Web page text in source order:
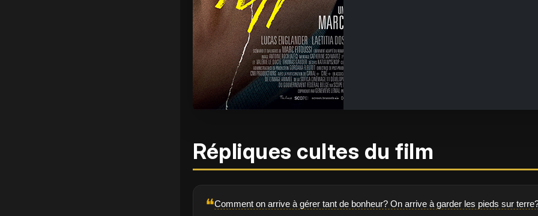
Répliques cultes du film
❝Comment on arrive à gérer tant de bonheur? On arrive à garder les pieds sur